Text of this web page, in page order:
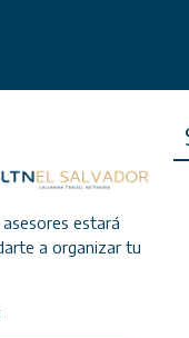
estará
a organizar tu